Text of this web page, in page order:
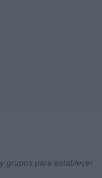
grupos para establecer